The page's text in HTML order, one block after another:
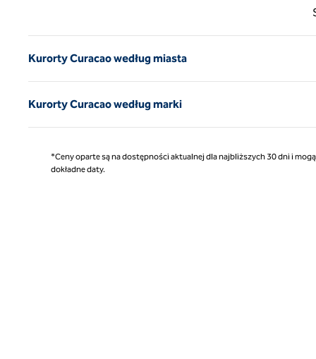
Kurorty Curacao według miasta
Kurorty Curacao według marki
*Ceny oparte są na dostępności aktualnej dla najbliższych 30 dni i
dokładne daty.